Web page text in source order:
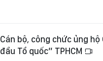
Cán bộ, công chức ủng
đầu Tổ quốc” TPHCM